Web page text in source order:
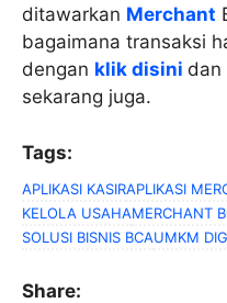
ditawarkan Merchant
bagaimana transaksi
dengan klik disini dan
sekarang juga.
Tags:
APLIKASI KASIRAPLIKASI
KELOLA USAHAMERCHANT
SOLUSI BISNIS BCAUMKM
Share: